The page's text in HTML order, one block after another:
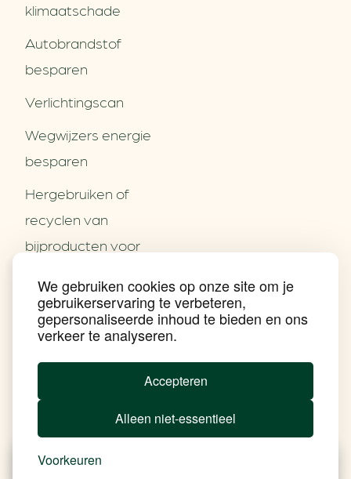
We gebruiken cookies op onze site om je
gebruikerservaring te verbeteren,
gepersonaliseerde inhoud te bieden en ons
verkeer te analyseren.
Accepteren
Alleen niet-essentieel
Voorkeuren
Partners
Contact
Nieuws
Praktijkverhalen
Events
Nieuwsbrief
Achtergrond klimaatverandering
Beprijzing van CO2
Verduurzamen bedrijventerrein
klimaatschade
Autobrandstof
besparen
Verlichtingscan
Wegwijzers energie
besparen
Hergebruiken of
recyclen van
bijproducten voor
Energie besparen op
uw PC
Privacy & Disclaimer